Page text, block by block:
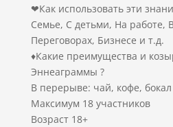
❤Как использовать эти
Семье, С детьми, На работе,
Переговорах, Бизнесе и т.д.
♦️Какие преимущества и
Эннеаграммы ?
В перерыве: чай, кофе,
Максимум 18 участников
Возраст 18+